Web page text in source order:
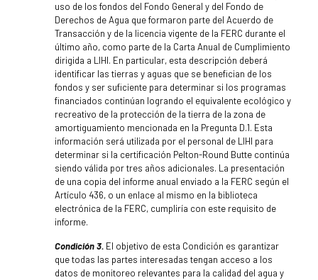
uso de los fondos del Fondo General y del Fondo de
Derechos de Agua que formaron parte del Acuerdo de
Transacción y de la licencia vigente de la FERC durante el
último año, como parte de la Carta Anual de Cumplimiento
dirigida a LIHI. En particular, esta descripción deberá
identificar las tierras y aguas que se benefician de los
fondos y ser suficiente para determinar si los programas
financiados continúan logrando el equivalente ecológico y
recreativo de la protección de la tierra de la zona de
amortiguamiento mencionada en la Pregunta D.1. Esta
información será utilizada por el personal de LIHI para
determinar si la certificación Pelton-Round Butte continúa
siendo válida por tres años adicionales. La presentación
de una copia del informe anual enviado a la FERC según el
Artículo 436, o un enlace al mismo en la biblioteca
electrónica de la FERC, cumpliría con este requisito de
informe.
Condición 3. El objetivo de esta Condición es garantizar
que todas las partes interesadas tengan acceso a los
datos de monitoreo relevantes para la calidad del agua y